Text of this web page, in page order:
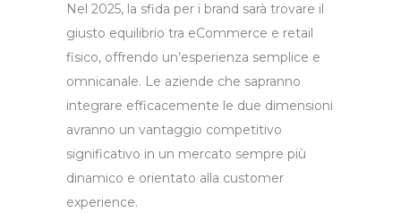
Nel 2025, la sfida per i brand sarà trovare il
giusto equilibrio tra eCommerce e retail
fisico, offrendo un’esperienza semplice e
omnicanale. Le aziende che sapranno
integrare efficacemente le due dimensioni
avranno un vantaggio competitivo
significativo in un mercato sempre più
dinamico e orientato alla customer
experience.